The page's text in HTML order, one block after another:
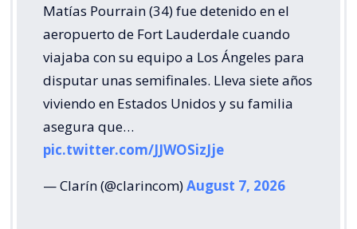
Matías Pourrain (34) fue detenido en el
aeropuerto de Fort Lauderdale cuando
viajaba con su equipo a Los Ángeles para
disputar unas semifinales. Lleva siete años
viviendo en Estados Unidos y su familia
asegura que…
pic.twitter.com/JJWOSizJje
— Clarín (@clarincom)August 7, 2026